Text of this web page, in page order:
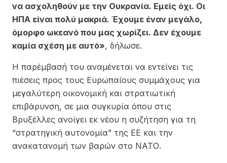
να ασχοληθούν με την Ουκρανία. Εμείς όχι. Οι
ΗΠΑ είναι πολύ μακριά. Έχουμε έναν μεγάλο,
όμορφο ωκεανό που μας χωρίζει. Δεν έχουμε
καμία σχέση με αυτό», δήλωσε.
Η παρέμβασή του αναμένεται να εντείνει τις
πιέσεις προς τους Ευρωπαίους συμμάχους για
μεγαλύτερη οικονομική και στρατιωτική
επιβάρυνση, σε μια συγκυρία όπου στις
Βρυξέλλες ανοίγει εκ νέου η συζήτηση για τη
“στρατηγική αυτονομία” της ΕΕ και την
ανακατανομή των βαρών στο ΝΑΤΟ.